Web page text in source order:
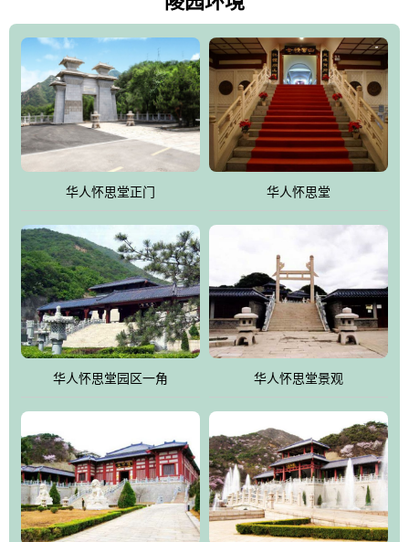
仲、无字碑、香灯等。典型的仿秦、汉建筑风格。蓝色的琉璃瓦屋
顶，朱砂红的门、窗、柱、墙，汉白玉雕刻的雄狮、华表，花岗岩
铺成的路面和台阶，洒落其间的花卉、松柏与万里长城浑然一体、
气势宏伟、古朴端庄、别具一格。怀思堂大殿入口两侧是用蜡染技
术描绘的抽象派创意绘画，大环境中的长城文化与炎黄始祖，小环
境的绘画中的河流、山川、彩云、明月，意喻着往生者与长城同
伴，与祖宗同眠，他（她）们的思想与品德与山河同在，与日月同
辉。
怀思堂作为豪华室内骨灰存放处，将干支纪年、五行相生相克、天
人合一、太极八卦、生辰八字及生肖等有机结合到历史文化中。一
厅七千个福位分十二小区，按十二地支命名。客户选位，可依据生
肖、八字、时辰亦可参考地理方位、职业、兴趣爱好等等。堂中是
地宫陵寝式的，入口楹联选材于著名田园诗人陶渊明"亲戚或余悲，
他人亦已歌，死后何所道，托体同山阿"中的后两句。反应了回归大
雀，后玄武"的四大吉祥物铜雕挂件。
华人怀思堂正门 华人怀思堂
华人怀思堂园区一角 华人怀思堂景观